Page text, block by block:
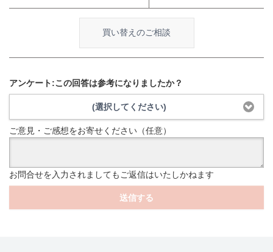
買い替えのご相談
アンケート:この回答は参考になりましたか？
(選択してください)
ご意見・ご感想をお寄せください（任意）
お問合せを入力されましてもご返信はいたしかねます
送信する